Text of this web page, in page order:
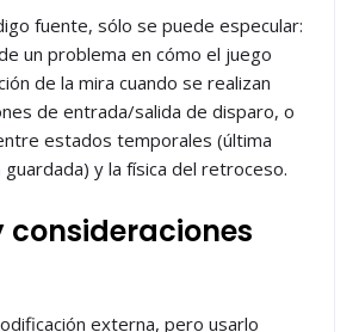
fuente, sólo se puede especular:
un problema en cómo el juego
de la mira cuando se realizan
de entrada/salida de disparo, o
estados temporales (última
y la física del retroceso.
consideraciones
externa, pero usarlo